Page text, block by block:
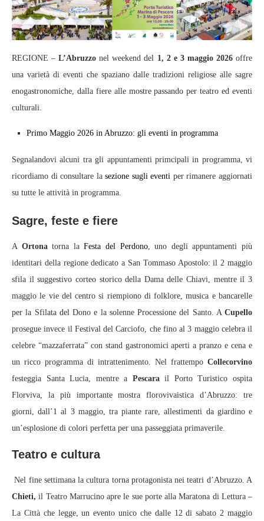
REGIONE – L’Abruzzo nel weekend del 1, 2 e 3 maggio 2026offre
una varietà di eventi che spaziano dalle tradizioni religiose alle sagre
enogastronomiche, dalla fiere alle mostre passando per teatro ed eventi
culturali.
Primo Maggio 2026 in Abruzzo: gli eventi in programma
Segnalandovi alcuni tra gli appuntamenti primcipali in programma, vi
ricordiamo di consultare lasezione sugli eventi per rimanere aggiornati
su tutte le attività in programma.
Sagre, feste e fiere
A Ortonatorna laFesta del Perdono, uno degli appuntamenti più
identitari della regione dedicato a San Tommaso Apostolo: il 2 maggio
sfila il suggestivo corteo storico della Dama delle Chiavi, mentre il 3
maggio le vie del centro si riempiono di folklore, musica e bancarelle
per la Sfilata del Dono e la solenne Processione del Santo. A Cupello
prosegue invece il Festival del Carciofo, che fino al 3 maggio celebra il
celebre “mazzaferrata” con stand gastronomici aperti a pranzo e cena e
un ricco programma di intrattenimento. Nel frattempo Collecorvino
festeggia Santa Lucia, mentre a Pescarail Porto Turistico ospita
Florviva, la più importante mostra florovivaistica d’Abruzzo: tre
giorni, dall’1 al 3 maggio, tra piante rare, allestimenti da giardino e
un’esplosione di colori perfetta per una passeggiata primaverile.
Teatro e cultura
Nel fine settimana la cultura torna protagonista nei teatri d’Abruzzo. A
Chieti, il Teatro Marrucino apre le sue porte alla Maratona di Lettura –
La Città che legge, un evento unico che dalle 12 di sabato 2 maggio